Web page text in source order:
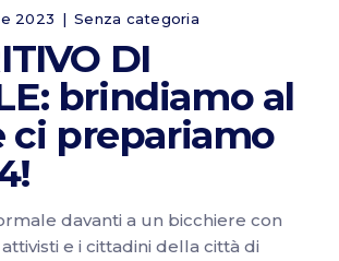
2023 Senza categoria
DI
brindiamo al
ci prepariamo
davanti a un bicchiere con
e i cittadini della città di